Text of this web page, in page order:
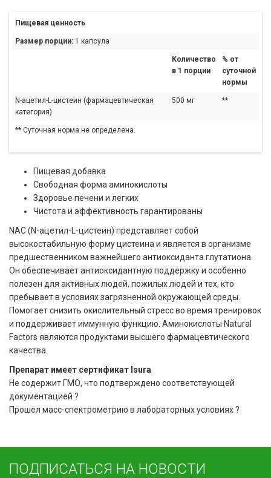
Пищевая ценность
Размер порции: 1 капсула
Количество
в 1 порции
% от
суточной
нормы
N-ацетил-L-цистеин (фармацевтическая
категория)
500 мг **
** Суточная норма не определена.
Пищевая добавка
Свободная форма аминокислоты
Здоровье печени и легких
Чистота и эффективность гарантированы
NAC (N-ацетил-L-цистеин) представляет собой
высокостабильную форму цистеина и является в организме
предшественником важнейшего антиоксиданта глутатиона.
Он обеспечивает антиоксидантную поддержку и особенно
полезен для активных людей, пожилых людей и тех, кто
пребывает в условиях загрязненной окружающей среды.
Помогает снизить окислительный стресс во время тренировок
и поддерживает иммунную функцию. Аминокислоты Natural
Factors являются продуктами высшего фармацевтического
качества.
Препарат имеет сертификат Isura
Не содержит ГМО, что подтверждено соответствующей
документацией ?
Прошел масс-спектрометрию в лабораторных условиях ?
ПОДПИСАТЬСЯ НА НОВОСТИ